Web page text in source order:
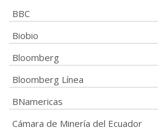
BBC
Biobio
Bloomberg
Bloomberg Línea
BNamericas
Cámara de Minería del Ecuador